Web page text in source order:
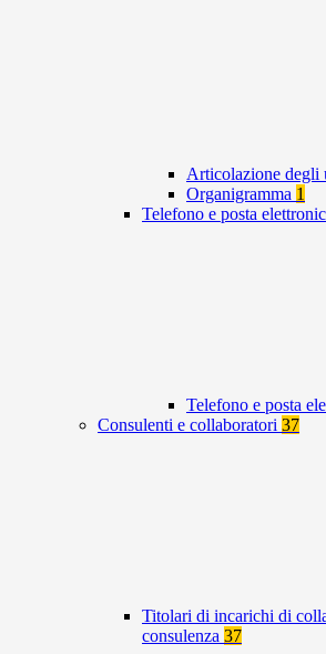
Articolazione degli
Organigramma 1
Telefono e posta
Telefono e posta
Consulenti e collaboratori 37
Titolari di incarichi di
consulenza 37